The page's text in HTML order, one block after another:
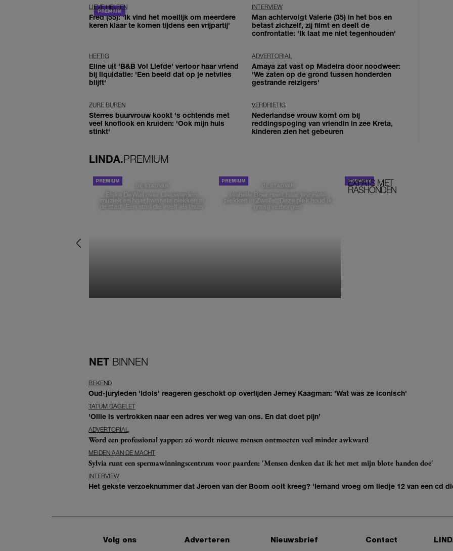
LIEVE HELEEN
Fred (55): 'Ik vind het moeilijk om meerdere
keren klaar te komen tijdens een vrijpartij'
INTERVIEW
Man achtervolgt Valerie (35) in het bos en
betast zichzelf, zij filmt en deelt de
confrontatie: 'Ik laat me niet tegenhouden'
HEFTIG
Eline uit 'B&B Vol Liefde' verloor haar vriend
bij liquidatie: 'Een beeld dat op je netvlies
blijft'
ADVERTORIAL
Amaya zat vast op Madeira door noodweer:
'We zaten op de grond tussen honderden
gestrande reizigers'
ZURE BUREN
Sterres buurvrouw kookt 's ochtends met
veel knoflook en kruiden: 'Ook mijn huis
stinkt'
VERDRIETIG
Nederlandse vrouw komt om bij
reddingspoging van vriendin in zee Kreta,
kinderen zien het gebeuren
LINDA.PREMIUM
DE STAD VAN
Elske DeWall over Leeuwarden,
muziek en haar favoriete plekken in
de stad: 'Een stad die voelt als thuis'
DE STAD VAN
Isabelle Boer deelt haar favoriete
plekken in Zwolle: 'Deze plek houd ik
graag verborgen'
EXPATS MET
RASHONDEN
NET BINNEN
BEKEND
Oud-juryleden 'Idols' reageren geschokt op overlijden Jerney Kaagman: 'Wat was ze iconisch'
TATUM DAGELET
'Ollie is vertrokken naar een adres ver weg van ons. En dat doet pijn’
ADVERTORIAL
Word een professional yapper: zó wordt nieuwe mensen ontmoeten veel minder awkward
MEIDEN AAN DE MACHT
Sylvia runt een spermawinningscentrum voor paarden: 'Mensen denken dat ik het met mijn blote handen doe'
INTERVIEW
Het gekste verzoeknummer dat Jeroen van der Boom ooit kreeg? 'Iemand vroeg om liedje 12 van een cd
Volg ons Adverteren Nieuwsbrief Contact